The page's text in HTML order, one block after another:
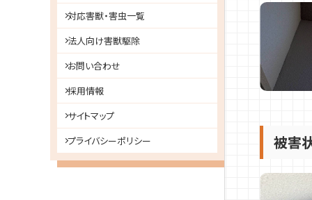
被害
対応害獣・害虫一覧
法人向け害獣駆除
お問い合わせ
採用情報
サイトマップ
プライバシーポリシー